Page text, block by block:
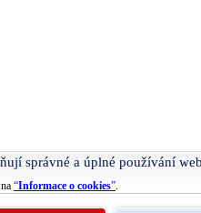
správné a úplné používání
“Informace o cookies”.